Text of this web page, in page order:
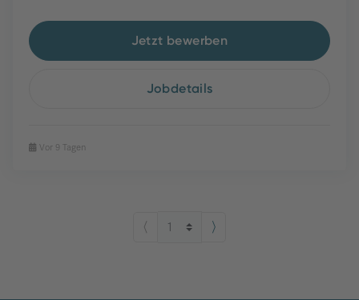
Jetzt bewerben
Jobdetails
Vor 9 Tagen
⟨ ⟩